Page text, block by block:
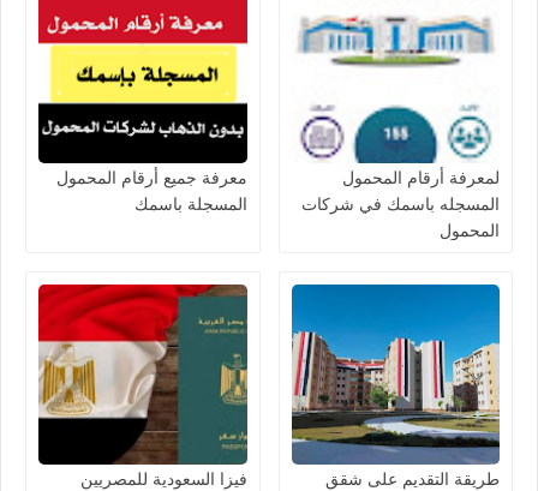
لمعرفة أرقام المحمول
المسجله باسمك في شركات
المحمول
معرفة جميع أرقام المحمول
المسجلة باسمك
طريقة التقديم على شقق
فيزا السعودية للمصريين